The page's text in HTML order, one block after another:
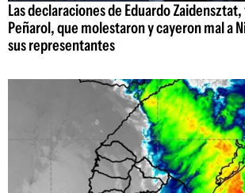
Las declaraciones de Eduardo
Peñarol, que molestaron y cayeron mal a
sus representantes